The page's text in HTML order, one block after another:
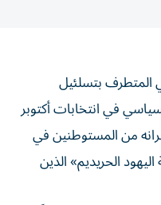
المتطرف بتسلئيل
‌في انتخابات أكتوبر
من المستوطنين في
الحريديم» الذين